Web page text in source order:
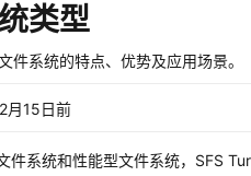
类型
系统的特点、优势及应用场景。
月15日前
件系统和性能型文件系统，SFS